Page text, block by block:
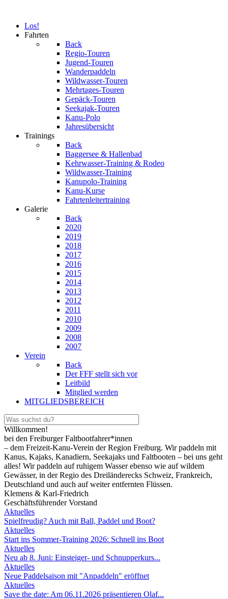
Los!
Fahrten
Back
Regio-Touren
Jugend-Touren
Wanderpaddeln
Wildwasser-Touren
Mehrtages-Touren
Gepäck-Touren
Seekajak-Touren
Kanu-Polo
Jahresübersicht
Trainings
Back
Baggersee & Hallenbad
Kehrwasser-Training & Rodeo
Wildwasser-Training
Kanupolo-Training
Kanu-Kurse
Fahrtenleitertraining
Galerie
Back
2020
2019
2018
2017
2016
2015
2014
2013
2012
2011
2010
2009
2008
2007
Verein
Back
Der FFF stellt sich vor
Leitbild
Mitglied werden
MITGLIEDSBEREICH
Willkommen!
bei den Freiburger Faltbootfahrer*innen
– dem Freizeit-Kanu-Verein der Region Freiburg. Wir paddeln mit
Kanus, Kajaks, Kanadiern, Seekajaks und Faltbooten – bei uns geht
alles! Wir paddeln auf ruhigem Wasser ebenso wie auf wildem
Gewässer, in der Regio des Dreiländerecks Schweiz, Frankreich,
Deutschland und auch auf weiter entfernten Flüssen.
Klemens & Karl-Friedrich
Geschäftsführender Vorstand
Aktuelles
Spielfreudig? Auch mit Ball, Paddel und Boot?
Aktuelles
Start ins Sommer-Training 2026: Schnell ins Boot
Aktuelles
Neu ab 8. Juni: Einsteiger- und Schnupperkurs...
Aktuelles
Neue Paddelsaison mit "Anpaddeln" eröffnet
Aktuelles
Save the date: Am 06.11.2026 präsentieren Olaf...